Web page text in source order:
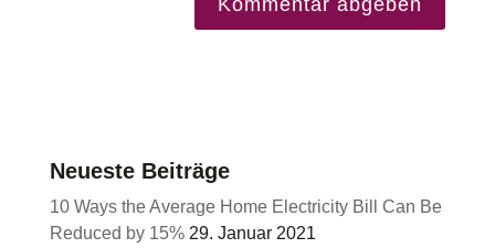
Neueste Beiträge
10 Ways the Average Home Electricity Bill Can Be
Reduced by 15% 29. Januar 2021